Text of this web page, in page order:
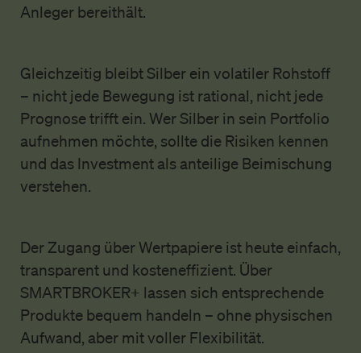
Anleger bereithält.
Gleichzeitig bleibt Silber ein volatiler Rohstoff
– nicht jede Bewegung ist rational, nicht jede
Prognose trifft ein. Wer Silber in sein Portfolio
aufnehmen möchte, sollte die Risiken kennen
und das Investment als anteilige Beimischung
verstehen.
Der Zugang über Wertpapiere ist heute einfach,
transparent und kosteneffizient. Über
SMARTBROKER+ lassen sich entsprechende
Produkte bequem handeln – ohne physischen
Aufwand, aber mit voller Flexibilität.